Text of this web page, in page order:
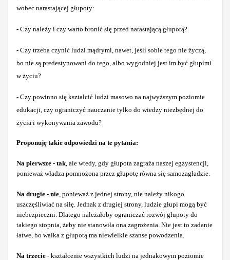
wobec narastającej głupoty:
- Czy należy i czy warto bronić się przed narastającą głupotą?
- Czy trzeba czynić ludzi mądrymi, nawet, jeśli sobie tego nie życzą,
bo nie są predestynowani do tego, albo wygodniej jest im być głupimi
w życiu?
- Czy powinno się kształcić ludzi masowo na najwyższym poziomie
edukacji, czy ograniczyć nauczanie tylko do wiedzy niezbędnej do
życia i wykonywania zawodu?
Proponuję takie odpowiedzi na te pytania:
Na pierwsze - tak , ale wtedy, gdy głupota zagraża naszej egzystencji,
ponieważ władza pomnożona przez głupotę równa się samozagładzie.
Na drugie - nie , ponieważ z jednej strony, nie należy nikogo
uszczęśliwiać na siłę. Jednak z drugiej strony, ludzie głupi mogą być
niebezpieczni. Dlatego należałoby ograniczać rozwój głupoty do
takiego stopnia, żeby nie stanowiła ona zagrożenia. Nie jest to zadanie
łatwe, bo walka z głupotą ma niewielkie szanse powodzenia.
Na trzecie - kształcenie wszystkich ludzi na jednakowym poziomie